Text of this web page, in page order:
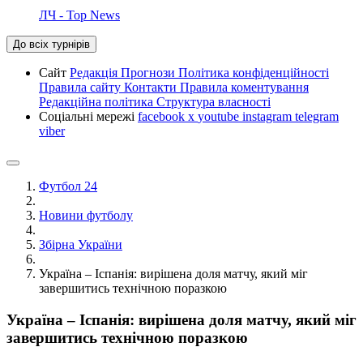
ЛЧ - Top News
До всіх турнірів
Сайт Редакція Прогнози Політика конфіденційності
Правила сайту Контакти Правила коментування
Редакційна політика Структура власності
Соціальні мережі facebook x youtube instagram telegram
viber
Футбол 24
Новини футболу
Збірна України
Україна – Іспанія: вирішена доля матчу, який міг
завершитись технічною поразкою
Україна – Іспанія: вирішена доля матчу, який міг
завершитись технічною поразкою